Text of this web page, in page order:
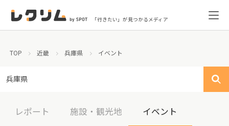
「行きたい」が見つかるメディア
TOP 近畿 兵庫県 イベント
兵庫県
レポート 施設・観光地 イベント